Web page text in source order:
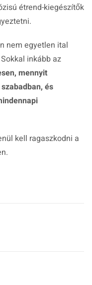
étrend-kiegészítők
nem egyetlen ital
inkább az
mennyit
és
kell ragaszkodni a